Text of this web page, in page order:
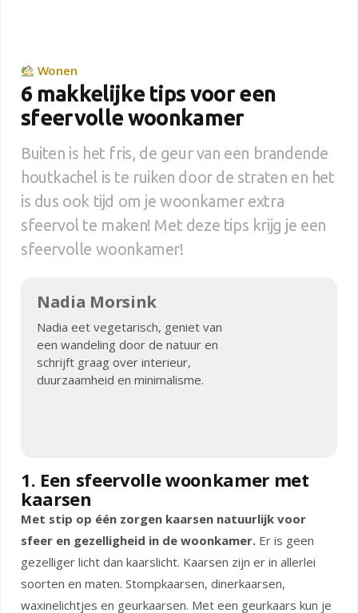
Wonen
6 makkelijke tips voor een
sfeervolle woonkamer
Buiten is het fris, de geur van een brandende
houtkachel is te ruiken door de straten en het
is dus ook tijd om je woonkamer extra
sfeervol te maken! Met deze tips krijg je een
sfeervolle woonkamer!
Nadia Morsink
Nadia eet vegetarisch, geniet van
een wandeling door de natuur en
schrijft graag over interieur,
duurzaamheid en minimalisme.
1. Een sfeervolle woonkamer met
kaarsen
Met stip op één zorgen kaarsen natuurlijk voor
sfeer en gezelligheid in de woonkamer. Er is geen
gezelliger licht dan kaarslicht. Kaarsen zijn er in allerlei
soorten en maten. Stompkaarsen, dinerkaarsen,
waxinelichtjes en geurkaarsen. Met een geurkaars kun je